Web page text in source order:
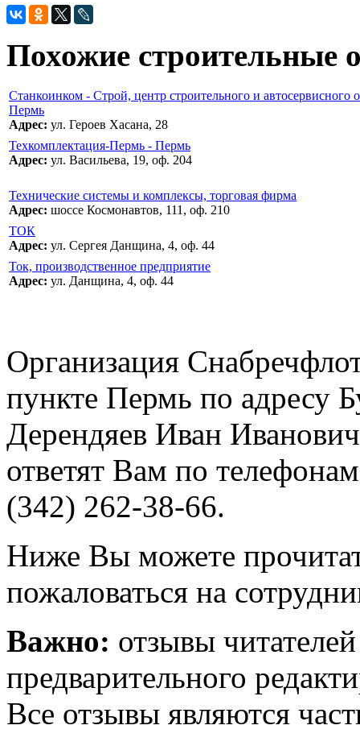
Похожие строительные
Станкоинком - Строй, центр строительного и автосервисного
Пермь
Адрес: ул. Героев Хасана, 28
Техкомплектация-Пермь - Пермь
Адрес: ул. Васильева, 19, оф. 204
Технические системы и комплексы, торговая фирма
Адрес: шоссе Космонавтов, 111, оф. 210
ТОК
Адрес: ул. Сергея Данщина, 4, оф. 44
Ток, производственное предприятие
Адрес: ул. Данщина, 4, оф. 44
Организация
пункте Пермь по адресу
Дерендяев Иван
ответят Вам по
(342) 262-38-66.
Ниже Вы можете
пожаловаться на
Важно: отзывы
предварительного
Все отзывы являются